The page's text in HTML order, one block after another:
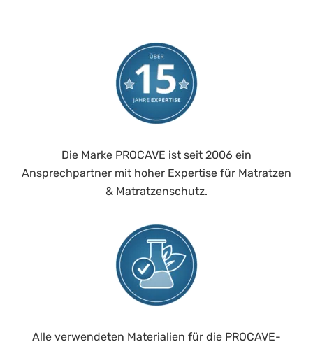
Die Marke PROCAVE ist seit 2006 ein
Ansprechpartner mit hoher Expertise für Matratzen
& Matratzenschutz.
Alle verwendeten Materialien für die PROCAVE-